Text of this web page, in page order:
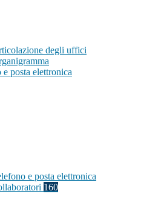
degli uffici
e posta elettronica
e posta elettronica
160